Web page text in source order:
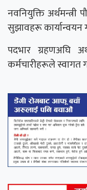
नवनियुक्ति
सुझावहरू कार्यान्वयन
पदभार ग्रहणअघि
कर्मचारीहरूले स्वागत